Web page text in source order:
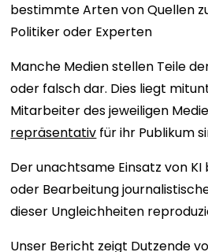
bestimmte Arten von Quellen
Politiker oder Experten
Manche Medien stellen Teile
oder falsch dar. Dies liegt
Mitarbeiter des jeweiligen
repräsentativ für ihr Publikum
Der unachtsame Einsatz von
oder Bearbeitung
dieser Ungleichheiten
Unser Bericht zeigt Dutzende